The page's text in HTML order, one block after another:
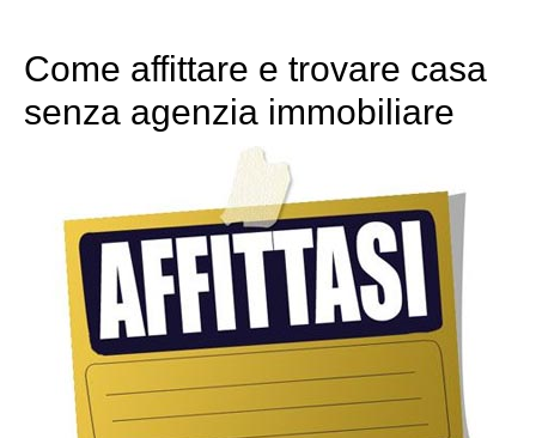
Come affittare e trovare casa
senza agenzia immobiliare